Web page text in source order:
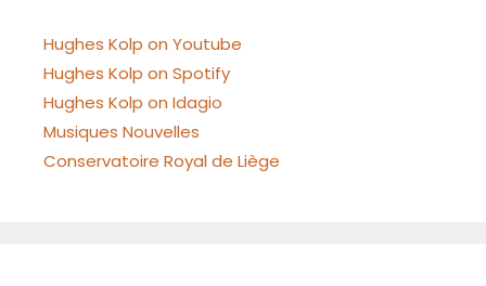
Hughes Kolp on Youtube
Hughes Kolp on Spotify
Hughes Kolp on Idagio
Musiques Nouvelles
Conservatoire Royal de Liège